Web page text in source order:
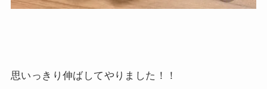
思いっきり伸ばしてやりました！！